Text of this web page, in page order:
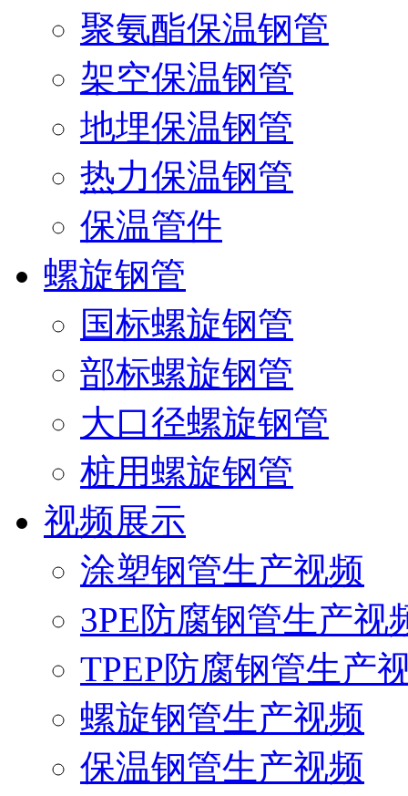
聚氨酯保温钢管
架空保温钢管
地埋保温钢管
热力保温钢管
保温管件
螺旋钢管
国标螺旋钢管
部标螺旋钢管
大口径螺旋钢管
桩用螺旋钢管
视频展示
涂塑钢管生产视频
3PE防腐钢管生产视
TPEP防腐钢管生产
螺旋钢管生产视频
保温钢管生产视频